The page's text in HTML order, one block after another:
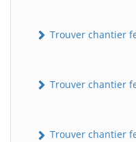
Trouver chantier
Trouver chantier
Trouver chantier